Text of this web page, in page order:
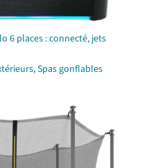
polyéthylène
EPE, ce
est
choisis
te
l'utiliser en
toute l'année
ou ton espace
6 places : connecté, jets
,Spas gonflables